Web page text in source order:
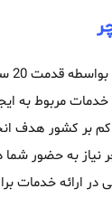
بواسطه قدمت 20 ساله در زمینه
خدمات مربوط به
بر کشور هدف
نیاز به حضور
ارائه خدمات